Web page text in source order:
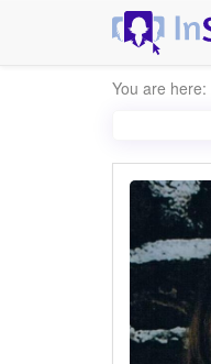
You are here: